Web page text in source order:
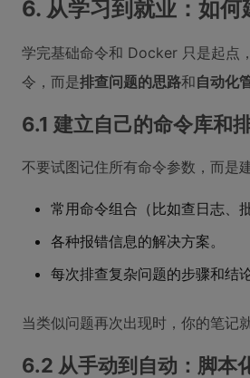
6. 从学习到就业：如
学完基础命令和 Docker 只是起点
令，而是排查问题的思路和自动化
6.1 建立自己的命令库和
不要试图记住所有命令参数，而是
常用命令组合（比如查日志、
各种报错信息的解决方案。
每次排查复杂问题的步骤和结论
当类似问题再次出现时，你的笔记
6.2 从手动到自动：脚本